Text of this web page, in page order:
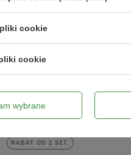
RABAT OD 2 SZT.
cookie
cookie
wybrane